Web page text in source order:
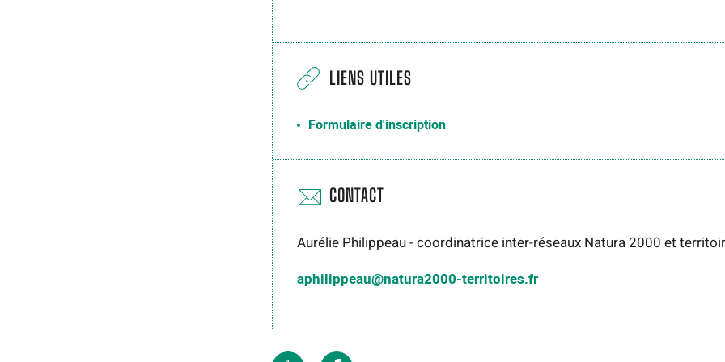
LIENS UTILES
Formulaire d'inscription
CONTACT
Aurélie Philippeau - coordinatrice inter-réseaux Natura 2000 et
aphilippeau@natura2000-territoires.fr